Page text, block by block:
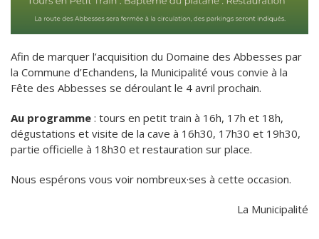
Afin de marquer l’acquisition du Domaine des Abbesses par
la Commune d’Echandens, la Municipalité vous convie à la
Fête des Abbesses se déroulant le 4 avril prochain.
Au programme : tours en petit train à 16h, 17h et 18h,
dégustations et visite de la cave à 16h30, 17h30 et 19h30,
partie officielle à 18h30 et restauration sur place.
Nous espérons vous voir nombreux·ses à cette occasion.
La Municipalité